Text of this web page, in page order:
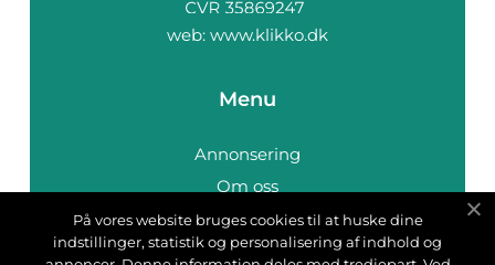
web: www.klikko.dk
Menu
Annonsering
Om oss
Cookies
Kontakta oss
På vores website bruges cookies til at huske dine
indstillinger, statistik og personalisering af indhold og